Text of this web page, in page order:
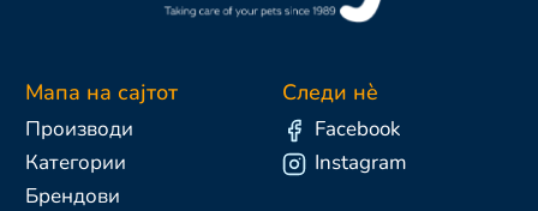
Мапа на сајтот
Производи
Категории
Брендови
Следи нè
Facebook
Instagram